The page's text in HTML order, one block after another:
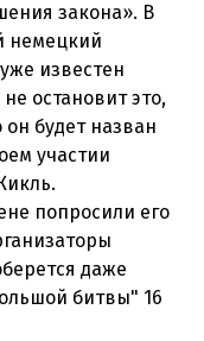
закона». В
немецкий
известен
остановит это,
будет назван
участии
попросили его
даже
битвы" 16